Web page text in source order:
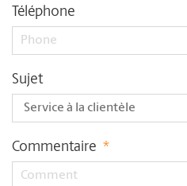
Téléphone
Sujet
Commentaire *